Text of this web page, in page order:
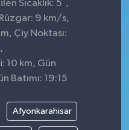
Sıcaklık: 5 ,
9 km/s,
Çiy Noktası:
10 km, Gün
Batımı: 19:15
Afyonkarahisar